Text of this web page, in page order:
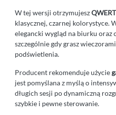
W tej wersji otrzymujesz
klasycznej, czarnej kolorystyce.
elegancki wygląd na biurku oraz
szczególnie gdy grasz
podświetlenia.
Producent rekomenduje użycie
jest pomyślana z myślą o
długich sesji po dynamiczną
szybkie i pewne sterowanie.